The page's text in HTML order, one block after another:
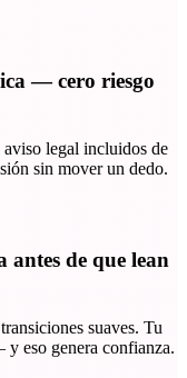
— cero riesgo
legal incluidos de
sin mover un dedo.
antes de que lean
suaves. Tu
eso genera confianza.